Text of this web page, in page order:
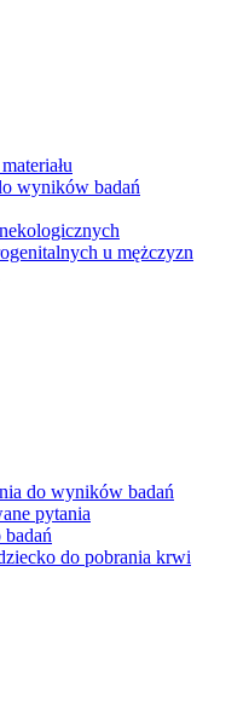
wyników badań
u mężczyzn
do wyników badań
pytania
do pobrania krwi